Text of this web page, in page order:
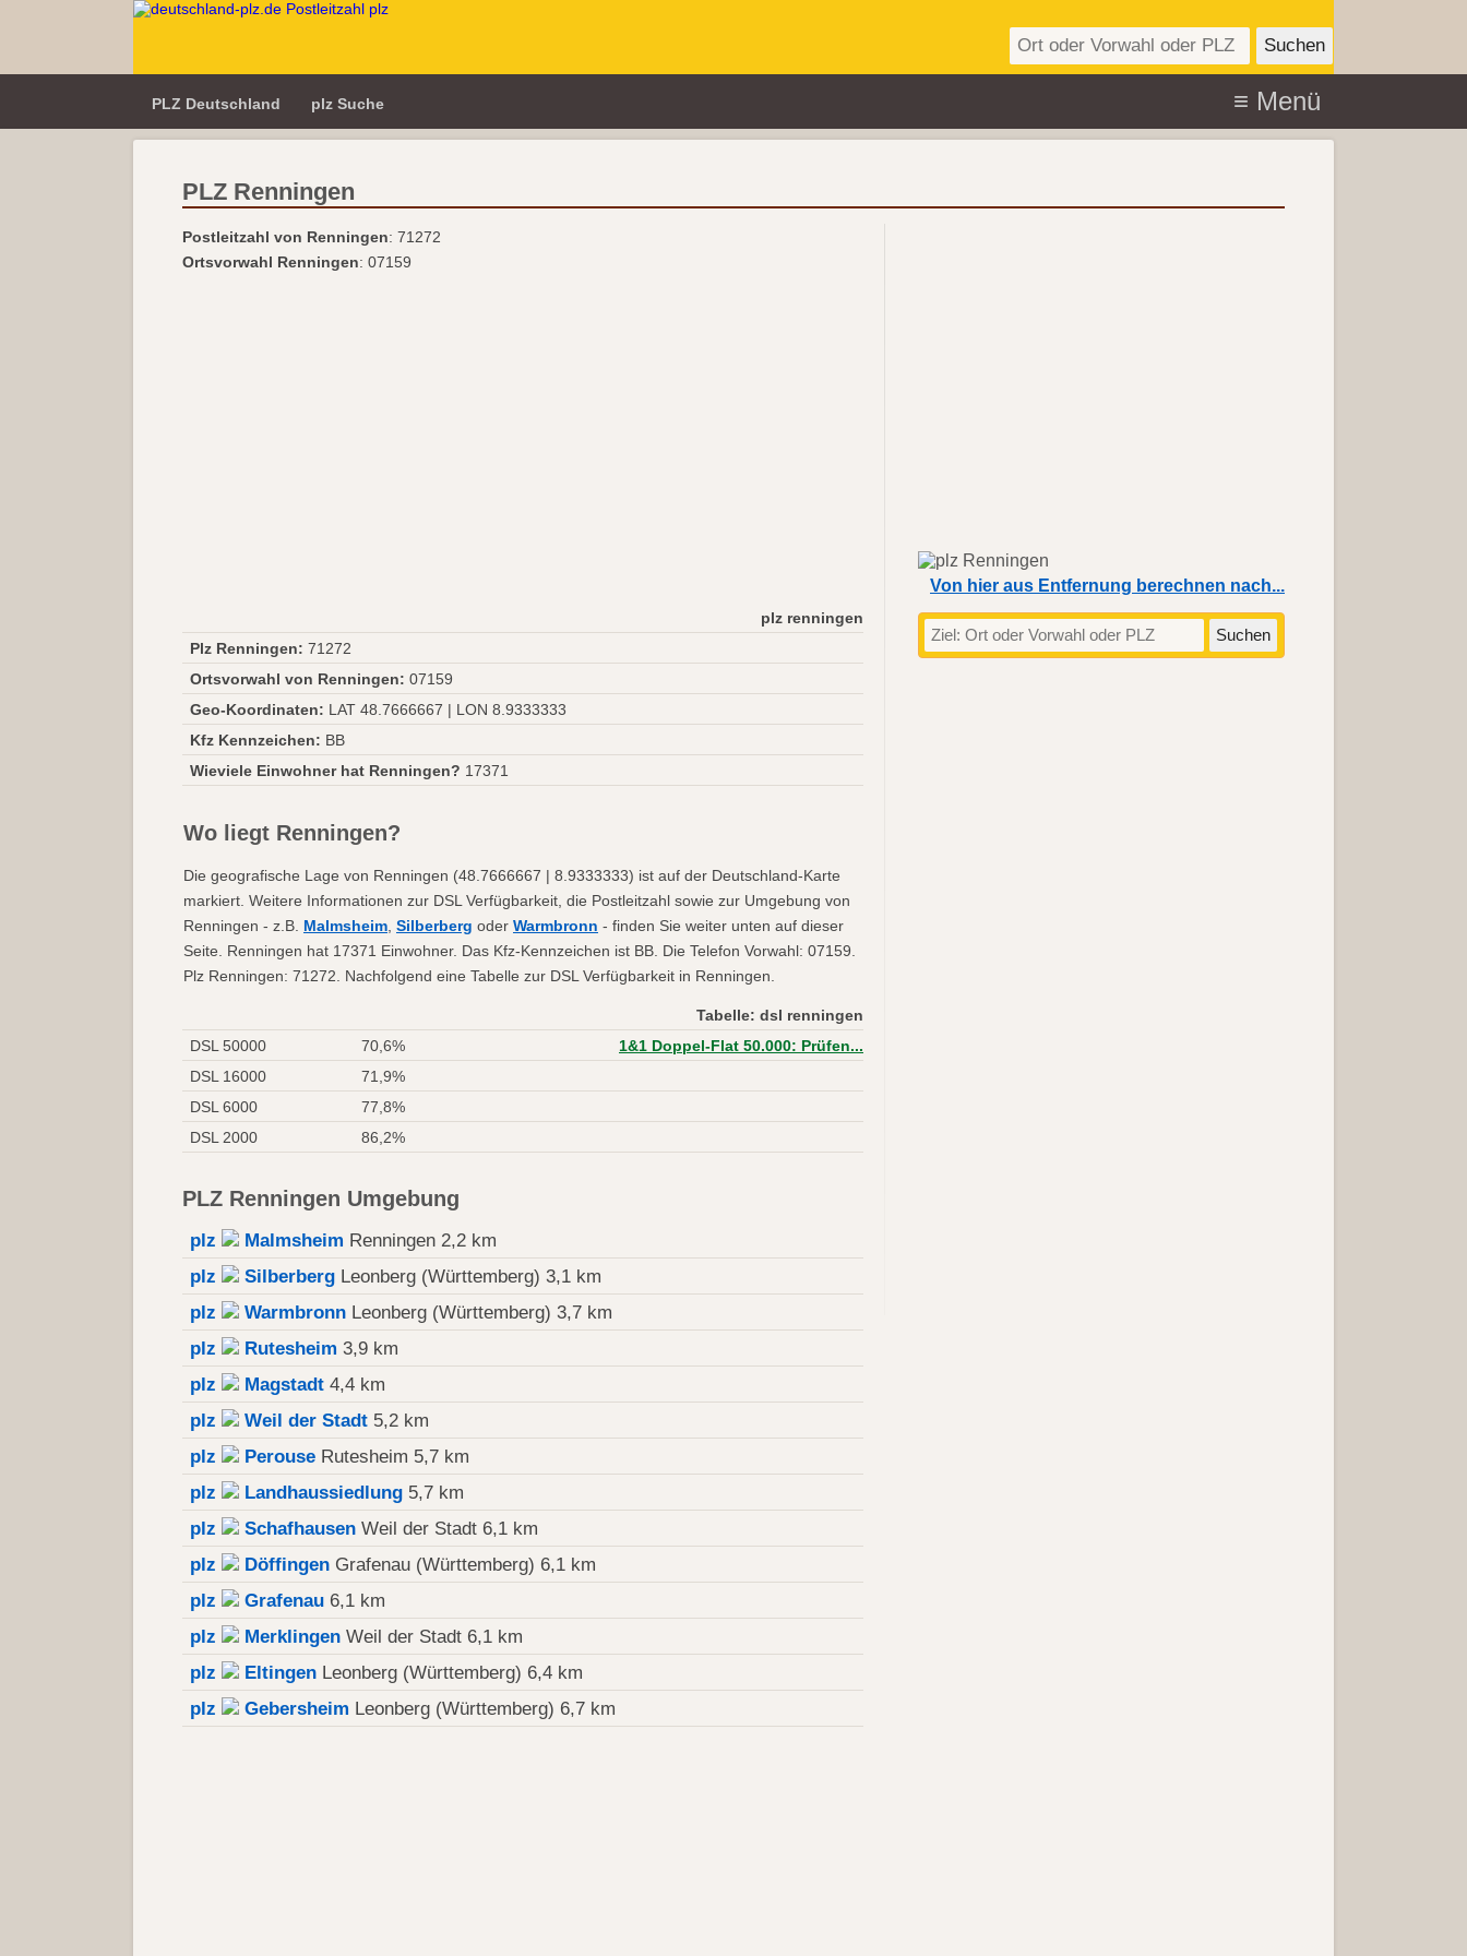
PLZ Deutschland plz Suche
PLZ Renningen
Postleitzahl von Renningen: 71272
Ortsvorwahl Renningen: 07159
plz renningen
Plz Renningen: 71272
Ortsvorwahl von Renningen: 07159
Geo-Koordinaten: LAT 48.7666667 | LON 8.9333333
Kfz Kennzeichen: BB
Wieviele Einwohner hat Renningen? 17371
Wo liegt Renningen?
Die geografische Lage von Renningen (48.7666667 | 8.9333333) ist auf der Deutschland-Karte
markiert. Weitere Informationen zur DSL Verfügbarkeit, die Postleitzahl sowie zur Umgebung von
Renningen - z.B. Malmsheim Silberberg oder Warmbronn - finden Sie weiter unten auf dieser
Seite. Renningen hat 17371 Einwohner. Das Kfz-Kennzeichen ist BB. Die Telefon Vorwahl: 07159.
Plz Renningen: 71272. Nachfolgend eine Tabelle zur DSL Verfügbarkeit in Renningen.
Tabelle: dsl renningen
DSL 50000
70,6%
1&1 Doppel-Flat 50.000: Prüfen...
DSL 16000
71,9%
DSL 6000
77,8%
DSL 2000
86,2%
PLZ Renningen Umgebung
plz Malmsheim Renningen 2,2 km
plz
Silberberg Leonberg (Württemberg) 3,1 km
plz
Warmbronn Leonberg (Württemberg) 3,7 km
plz
Rutesheim 3,9 km
plz
Magstadt 4,4 km
plz
Weil der Stadt 5,2 km
plz
Perouse Rutesheim 5,7 km
plz
Landhaussiedlung 5,7 km
plz
Schafhausen Weil der Stadt 6,1 km
plz
Döffingen Grafenau (Württemberg) 6,1 km
plz
Grafenau 6,1 km
plz
Merklingen Weil der Stadt 6,1 km
plz
Eltingen Leonberg (Württemberg) 6,4 km
plz
Gebersheim Leonberg (Württemberg) 6,7 km
Von hier aus Entfernung berechnen nach...